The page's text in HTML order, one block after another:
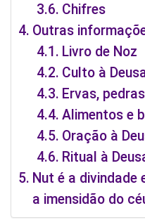
Chifres
Outras
Livro de Noz
Culto à
Ervas,
Alimentos e
Oração à
Ritual à
Nut é a divindade
a imensidão do